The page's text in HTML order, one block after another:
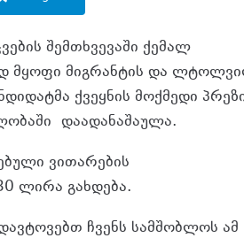
შემთხვევაში ქემალ
მყოფი მიგრანტის და
ქვეყნის მოქმედი
დაადანაშაულა.
ვითარების
ლირა გახდება.
ჩვენს სამშობლოს ამ